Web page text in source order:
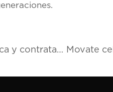
Power Design inaugura sus oficinas en Costa Rica y contratará 200 colaboradores